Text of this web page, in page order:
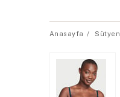
Anasayfa Sütyen